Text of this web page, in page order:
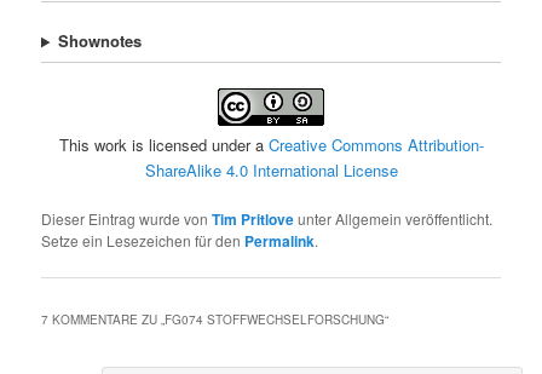
Shownotes
This work is licensed under a Creative Commons Attribution-
ShareAlike 4.0 International License
Dieser Eintrag wurde vonTim Pritloveunter Allgemein veröffentlicht.
Setze ein Lesezeichen für den Permalink.
7 KOMMENTARE ZU „FG074 STOFFWECHSELFORSCHUNG“